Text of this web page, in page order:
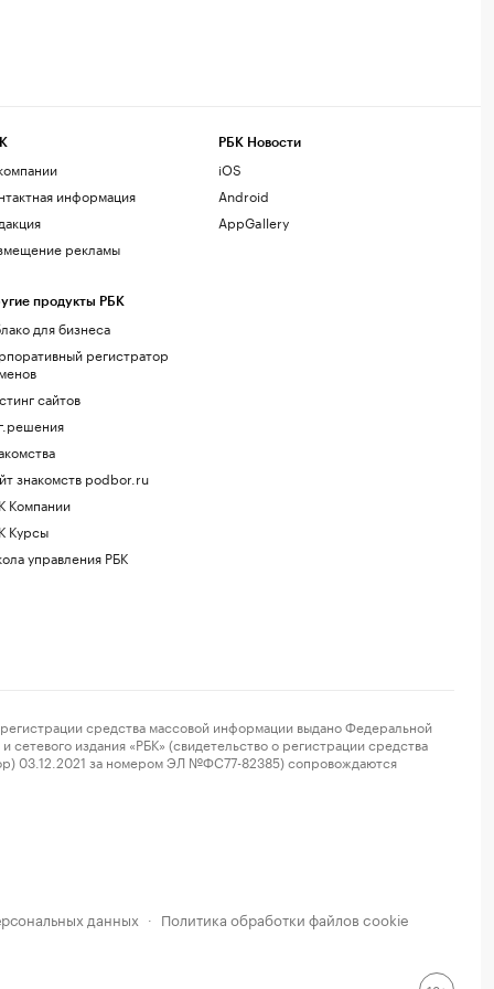
информация
рекламы
продукты РБК
для бизнеса
регистратор
сайтов
знакомств podbor.ru
Компании
Курсы
управления РБК
РБК Новости
iOS
Android
AppGallery
средства массовой информации выдано Федеральной
издания «РБК» (свидетельство о регистрации средства
03.12.2021 за номером ЭЛ №ФС77-82385) сопровождаются
данных · Политика обработки файлов cookie